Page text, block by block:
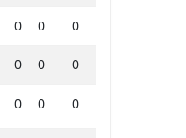
0 0 0
0 0 0
0 0 0